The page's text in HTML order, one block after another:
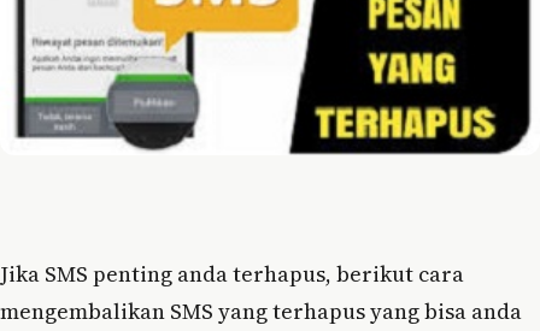
Jika SMS penting anda terhapus, berikut cara
mengembalikan SMS yang terhapus yang bisa anda